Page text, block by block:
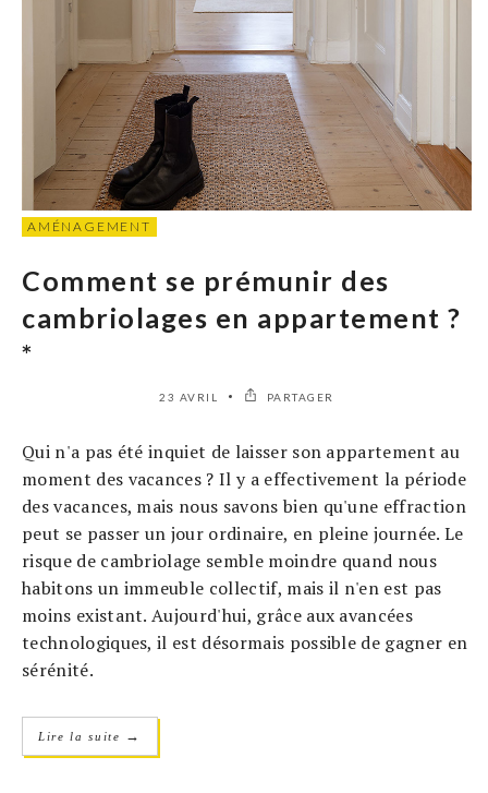
AMÉNAGEMENT
Comment se prémunir des
cambriolages en appartement ?
*
23 AVRIL PARTAGER
Qui n'a pas été inquiet de laisser son appartement au
moment des vacances ? Il y a effectivement la période
des vacances, mais nous savons bien qu'une effraction
peut se passer un jour ordinaire, en pleine journée. Le
risque de cambriolage semble moindre quand nous
habitons un immeuble collectif, mais il n'en est pas
moins existant. Aujourd'hui, grâce aux avancées
technologiques, il est désormais possible de gagner en
sérénité.
Lire la suite →